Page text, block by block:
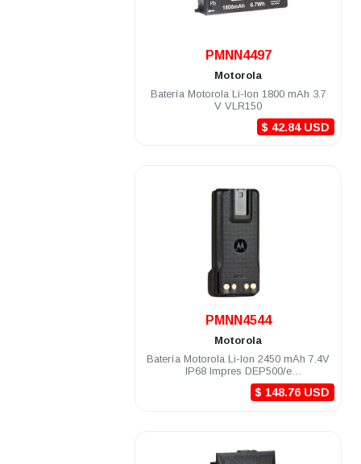
PMNN4497
Motorola
Batería Motorola Li-Ion 1800 mAh 3.7
V VLR150
$ 42.84 USD
PMNN4544
Motorola
Batería Motorola Li-Ion 2450 mAh 7.4V
IP68 Impres DEP500/e
DGP5000e/8000e
$ 148.76 USD